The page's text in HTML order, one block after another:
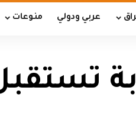
عربي ودولي منوعات
أكثر من